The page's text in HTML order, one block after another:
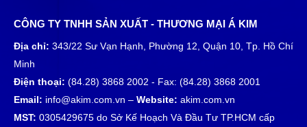
PQ
Phú Quý
đã tham khảo nhiều bên nhưng đây đúng là nơi để lựa
chọn
CÔNG TY TNHH SẢN XUẤT - THƯƠNG MẠI Á KIM
Địa chỉ: 343/22 Sư Vạn Hạnh, Phường 12, Quận 10, Tp. Hồ Chí
Minh
Điện thoại: (84.28) 3868 2002 - Fax: (84.28) 3868 2001
Email: info@akim.com.vn – Website: akim.com.vn
MST: 0305429675 do Sở Kế Hoạch Và Đầu Tư TP.HCM cấp